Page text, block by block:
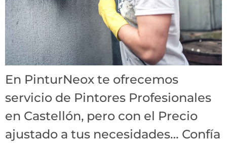
En PinturNeox te ofrecemos
servicio de Pintores Profesionales
en Castellón, pero con el Precio
ajustado a tus necesidades… Confía